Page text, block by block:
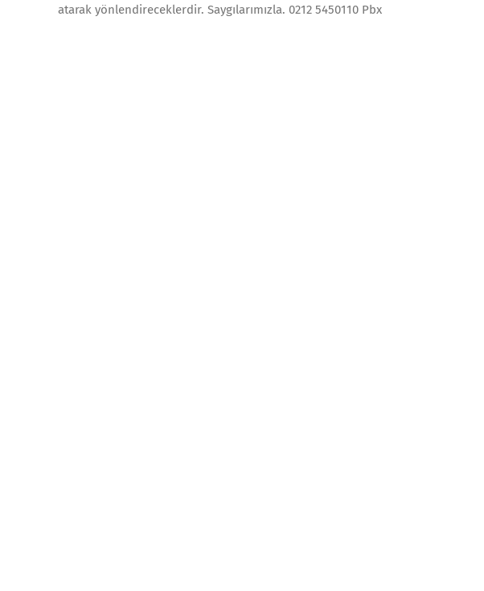
atarak yönlendireceklerdir. Saygılarımızla. 0212 5450110 Pbx